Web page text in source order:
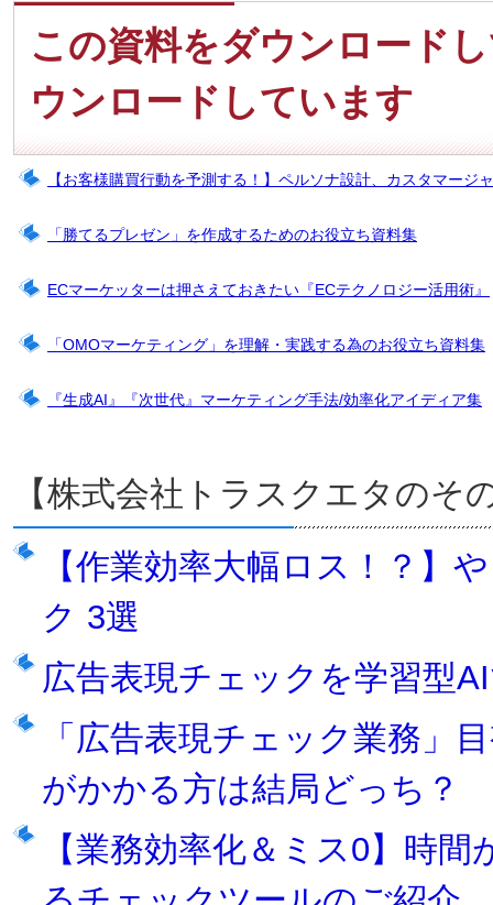
この資料をダウンロード
ウンロードしています
【お客様購買行動を予測する！】ペルソナ設計、カスタマージ
「勝てるプレゼン」を作成するためのお役立ち資料集
ECマーケッターは押さえておきたい『ECテクノロジー活用術』
「OMOマーケティング」を理解・実践する為のお役立ち資料集
『生成AI』『次世代』マーケティング手法/効率化アイディア集
【株式会社トラスクエタのそ
【作業効率⼤幅ロス！？】
ク 3選
広告表現チェックを学習型
「広告表現チェック業務」
がかかる方は結局どっち？
【業務効率化＆ミス0】時